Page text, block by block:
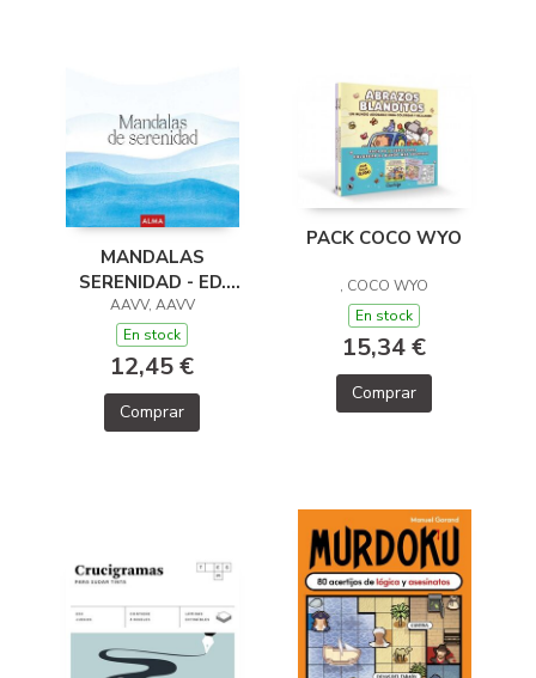
MANDALAS
SERENIDAD - ED.
2026 (COL. HOBBIES)
AAVV, AAVV
En stock
12,45 €
Comprar
PACK COCO WYO
, COCO WYO
En stock
15,34 €
Comprar